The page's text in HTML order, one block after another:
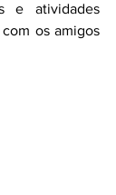
e atividades
os amigos